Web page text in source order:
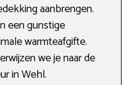
aanbrengen.
een gunstige
warmteafgifte.
we je naar de
in Wehl.